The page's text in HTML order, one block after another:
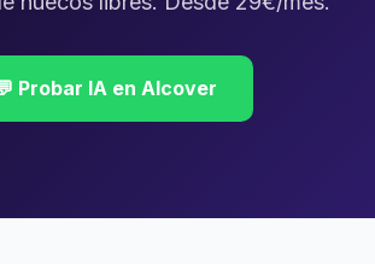
Probar IA en Alcover